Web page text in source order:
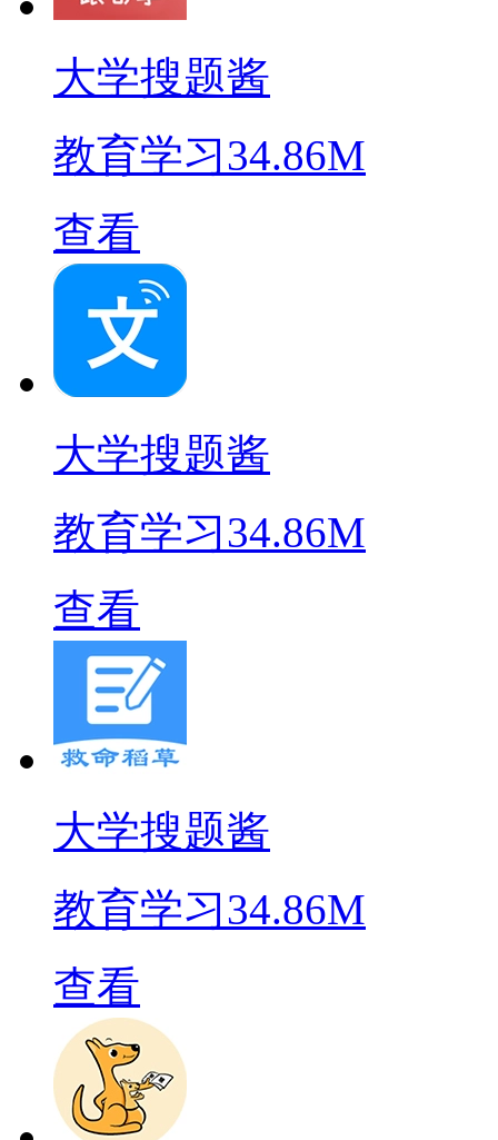
大学搜题酱
教育学习34.86M
查看
大学搜题酱
教育学习34.86M
查看
大学搜题酱
教育学习34.86M
查看